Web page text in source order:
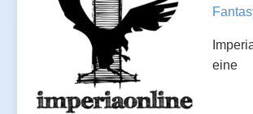
eine